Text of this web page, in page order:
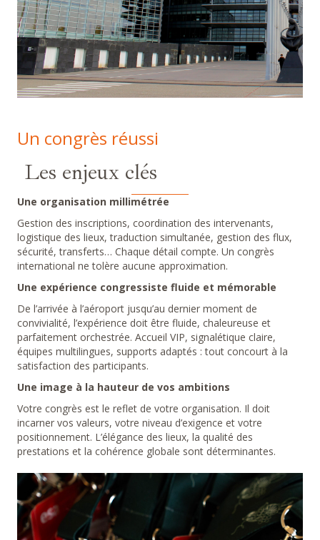
Un congrès réussi
Les enjeux clés
Une organisation millimétrée
Gestion des inscriptions, coordination des intervenants,
logistique des lieux, traduction simultanée, gestion des flux,
sécurité, transferts… Chaque détail compte. Un congrès
international ne tolère aucune approximation.
Une expérience congressiste fluide et mémorable
De l’arrivée à l’aéroport jusqu’au dernier moment de
convivialité, l’expérience doit être fluide, chaleureuse et
parfaitement orchestrée. Accueil VIP, signalétique claire,
équipes multilingues, supports adaptés : tout concourt à la
satisfaction des participants.
Une image à la hauteur de vos ambitions
Votre congrès est le reflet de votre organisation. Il doit
incarner vos valeurs, votre niveau d’exigence et votre
positionnement. L’élégance des lieux, la qualité des
prestations et la cohérence globale sont déterminantes.